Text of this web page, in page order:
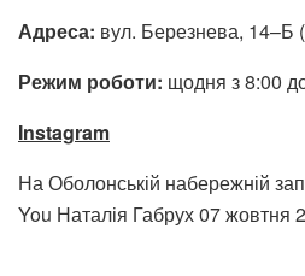
Адреса: вул. Березнева, 14–Б
Режим роботи: щодня з 8:00
Instagram
На Оболонській набережній
You Наталія Габрух07 жовтня